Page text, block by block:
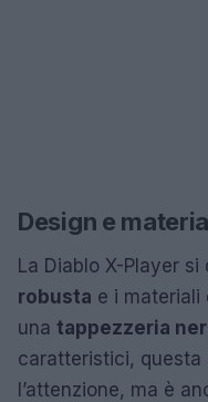
Design e
La Diablo X-Player
robusta e i materiali
una tappezzeria
caratteristici, questa
l’attenzione, ma è